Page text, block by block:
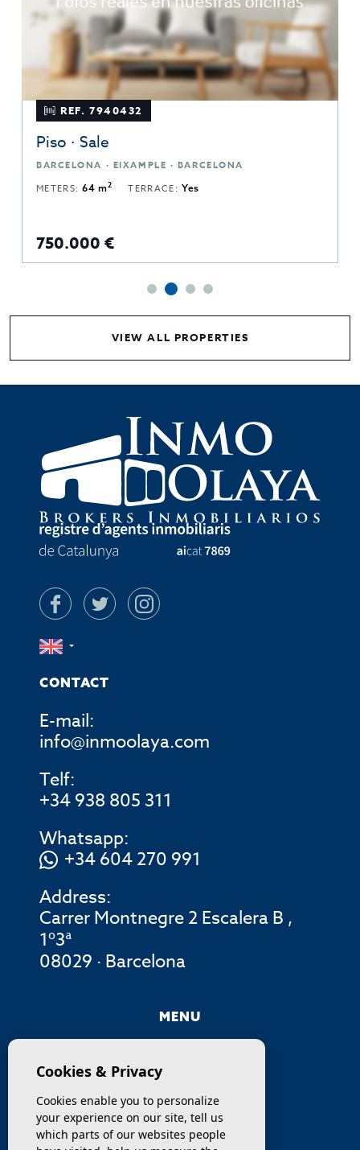
REF. 7940432
Piso · Sale
BARCELONA · EIXAMPLE · BARCELONA
METERS:64 m2 TERRACE:Yes
750.000 €
VIEW ALL PROPERTIES
CONTACT
E-mail:
info@inmoolaya.com
Telf:
+34 938 805 311
Whatsapp:
+34 604 270 991
Address:
Carrer Montnegre 2 Escalera B ,
1º3ª
08029 · Barcelona
MENU
PROPERTIES
SERVICES
Cookies & Privacy
Cookies enable you to personalize
your experience on our site, tell us
which parts of our websites people